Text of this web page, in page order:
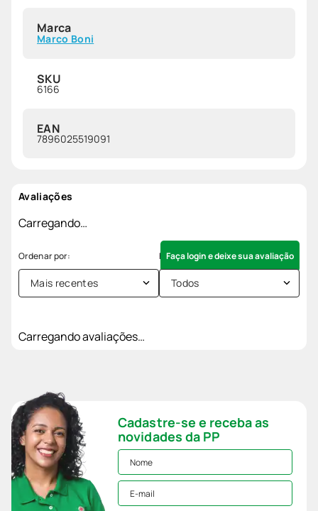
Marca
Marco Boni
SKU
6166
EAN
7896025519091
Avaliações
Carregando…
Faça login e deixe sua avaliação
Mais recentes Todos
Carregando avaliações…
Cadastre-se e receba as
novidades da PP